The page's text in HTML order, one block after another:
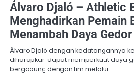
Álvaro Djaló – Athletic
Menghadirkan Pemain
Menambah Daya
Álvaro Djaló dengan kedatangannya
diharapkan dapat memperkuat daya
bergabung dengan tim melalui…